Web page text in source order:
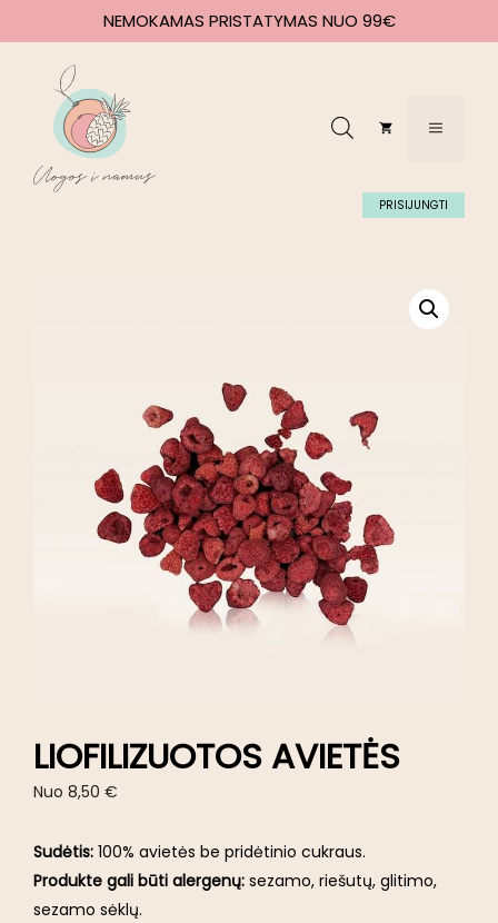
NEMOKAMAS PRISTATYMAS NUO 99€
PRISIJUNGTI
LIOFILIZUOTOS AVIETĖS
Nuo 8,50 €
Sudėtis: 100% avietės be pridėtinio cukraus.
Produkte gali būti alergenų: sezamo, riešutų, glitimo,
sezamo sėklų.